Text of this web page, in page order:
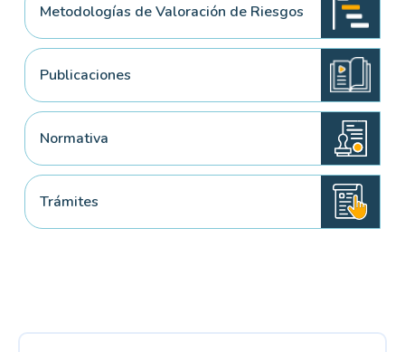
Metodologías de Valoración de Riesgos
Publicaciones
Normativa
Trámites